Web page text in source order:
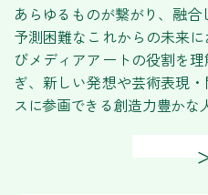
あらゆるものが繋がり、融合
予測困難なこれからの未来
びメディアアートの役割を
ぎ、新しい発想や芸術表現
スに参画できる創造力豊かな